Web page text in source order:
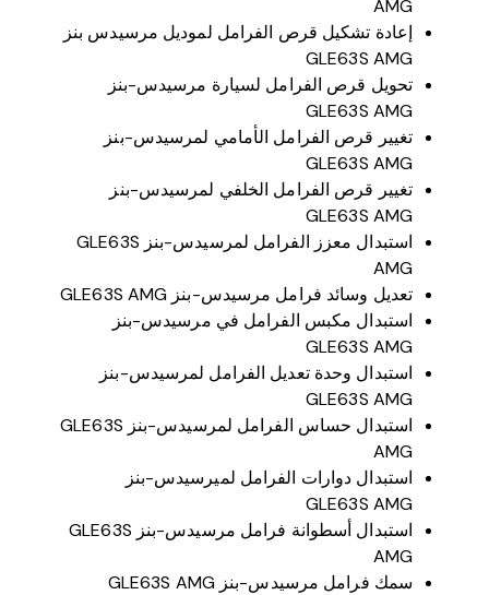
AMG
إعادة تشكيل قرص الفرامل لموديل مرسيدس بنز
GLE63S AMG
تحويل قرص الفرامل لسيارة مرسيدس-بنز
GLE63S AMG
تغيير قرص الفرامل الأمامي لمرسيدس-بنز
GLE63S AMG
تغيير قرص الفرامل الخلفي لمرسيدس-بنز
GLE63S AMG
استبدال معزز الفرامل لمرسيدس-بنز GLE63S
AMG
تعديل وسائد فرامل مرسيدس-بنز GLE63S AMG
استبدال مكبس الفرامل في مرسيدس-بنز
GLE63S AMG
استبدال وحدة تعديل الفرامل لمرسيدس-بنز
GLE63S AMG
استبدال حساس الفرامل لمرسيدس-بنز GLE63S
AMG
استبدال دوارات الفرامل لميرسيدس-بنز
GLE63S AMG
استبدال أسطوانة فرامل مرسيدس-بنز GLE63S
AMG
سمك فرامل مرسيدس-بنز GLE63S AMG